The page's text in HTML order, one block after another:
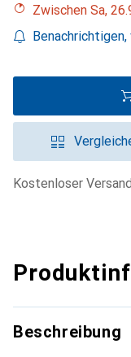
Zwischen Sa,
kostenloser Versand
Beschreibung